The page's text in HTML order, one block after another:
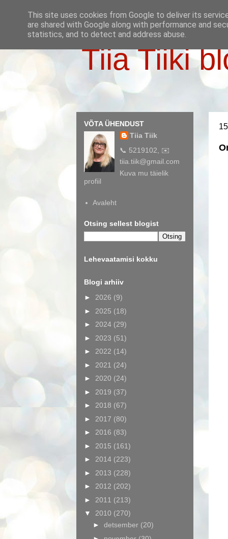
Tiia Tiiki
VÕTA ÜHENDUST
Tiia Tiik
📞 5219102, ✉️
tiia.tiik@gmail.com
Kuva mu täielik
profiil
Avaleht
Otsing sellest blogist
Lehevaatamisi kokku
Blogi arhiiv
► 2026 (9)
► 2025 (18)
► 2024 (29)
► 2023 (51)
► 2022 (14)
► 2021 (24)
► 2020 (24)
► 2019 (37)
► 2018 (67)
► 2017 (80)
► 2016 (83)
► 2015 (161)
► 2014 (223)
► 2013 (228)
► 2012 (202)
► 2011 (213)
▼ 2010 (270)
► detsember (20)
This site uses cookies from Google to deliver its
are shared with Google along with performance and
statistics, and to detect and address abuse.